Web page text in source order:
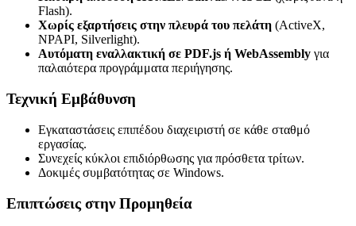
Flash).
Χωρίς εξαρτήσεις στην πλευρά του πελάτη (ActiveX,
NPAPI, Silverlight).
Αυτόματη εναλλακτική σε PDF.js ή WebAssembly για
παλαιότερα προγράμματα περιήγησης.
Τεχνική Εμβάθυνση
Εγκαταστάσεις επιπέδου διαχειριστή σε κάθε σταθμό
εργασίας.
Συνεχείς κύκλοι επιδιόρθωσης για πρόσθετα τρίτων.
Δοκιμές συμβατότητας σε Windows.
Επιπτώσεις στην Προμηθεία